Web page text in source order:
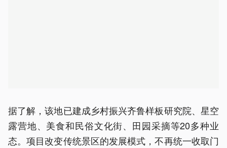
据了解，该地已建成乡村振兴齐鲁样板研究院、星空
露营地、美食和民俗文化街、田园采摘等20多种业
态。项目改变传统景区的发展模式，不再统一收取门